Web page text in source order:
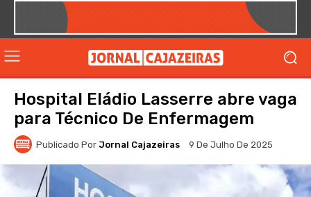
Hospital Eládio Lasserre abre vaga
para Técnico De Enfermagem
Publicado Por Jornal Cajazeiras 9 De Julho De 2025